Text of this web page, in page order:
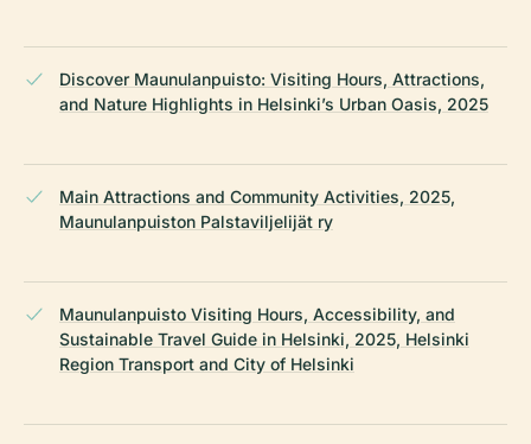
Discover Maunulanpuisto: Visiting Hours, Attractions,
and Nature Highlights in Helsinki’s Urban Oasis, 2025
Main Attractions and Community Activities, 2025,
Maunulanpuiston Palstaviljelijät ry
Maunulanpuisto Visiting Hours, Accessibility, and
Sustainable Travel Guide in Helsinki, 2025, Helsinki
Region Transport and City of Helsinki